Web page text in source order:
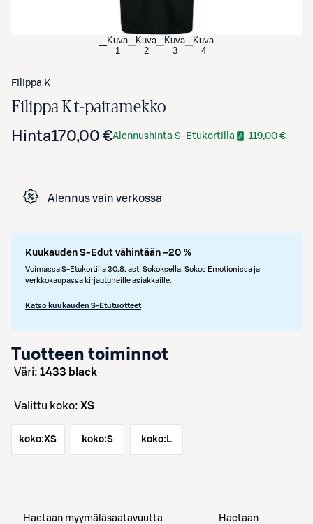
Kuva
1
Kuva
2
Kuva
3
Kuva
4
Filippa K
Filippa K t-paitamekko
Hinta170,00 €Alennushinta S-Etukortilla 119,00 €
Alennus vain verkossa
Kuukauden S-Edut vähintään –20 %
Voimassa S-Etukortilla 30.8. asti Sokoksella, Sokos Emotionissa ja
verkkokaupassa kirjautuneille asiakkaille.
Katso kuukauden S-Etutuotteet
Tuotteen toiminnot
väri: 1433 black
Valittu koko: XS
koko:XS koko:S koko: L
Haetaan myymäläsaatavuutta
Haetaan